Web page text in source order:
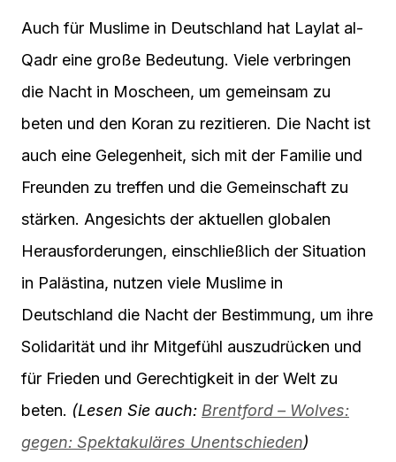
Auch für Muslime in Deutschland hat Laylat al-
Qadr eine große Bedeutung. Viele verbringen
die Nacht in Moscheen, um gemeinsam zu
beten und den Koran zu rezitieren. Die Nacht ist
auch eine Gelegenheit, sich mit der Familie und
Freunden zu treffen und die Gemeinschaft zu
stärken. Angesichts der aktuellen globalen
Herausforderungen, einschließlich der Situation
in Palästina, nutzen viele Muslime in
Deutschland die Nacht der Bestimmung, um ihre
Solidarität und ihr Mitgefühl auszudrücken und
für Frieden und Gerechtigkeit in der Welt zu
beten. (Lesen Sie auch: Brentford – Wolves:
gegen: Spektakuläres Unentschieden)